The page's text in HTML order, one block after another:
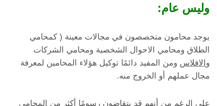
وليس عام:
يوجد محامون متخصصون في مجالات معينة ( كمحامي
الطلاق ومحامي الاحوال الشخصية ومحامي الشركات
و الافلاس ومن المفيد دائمًا توكيل هؤلاء المحامين لمعرفة
مجال عملهم أو الخروج منه.
على الرغم من أنهم قد يتقاضون رسومًا أكثر من المحامي